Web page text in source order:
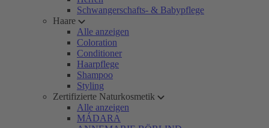
Schwangerschafts- & Babypflege
Haare
Alle anzeigen
Coloration
Conditioner
Haarpflege
Shampoo
Styling
Zertifizierte Naturkosmetik
Alle anzeigen
MÁDARA